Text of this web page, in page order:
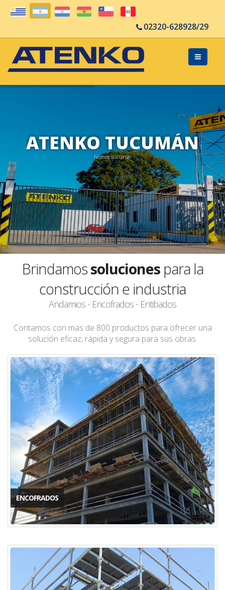
02320-628928/29
ATENKO TUCUMÁN
Nueva sucursal
Brindamossolucionespara la
construcción e industria
Andamios - Encofrados - Entibados
Contamos con mas de 800 productos para ofrecer una
solución eficaz, rápida y segura para sus obras.
ENCOFRADOS